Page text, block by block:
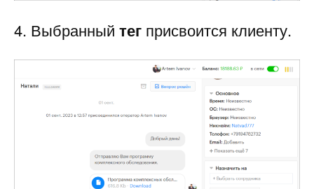
4. Выбранный тег присвоится клиенту.